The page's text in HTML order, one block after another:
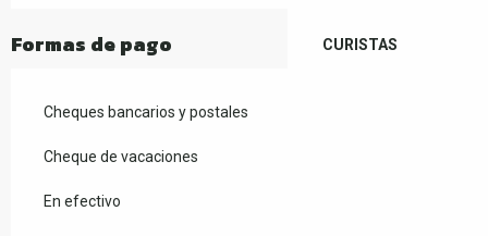
CURISTAS
Formas de pago
Cheques bancarios y postales
Cheque de vacaciones
En efectivo